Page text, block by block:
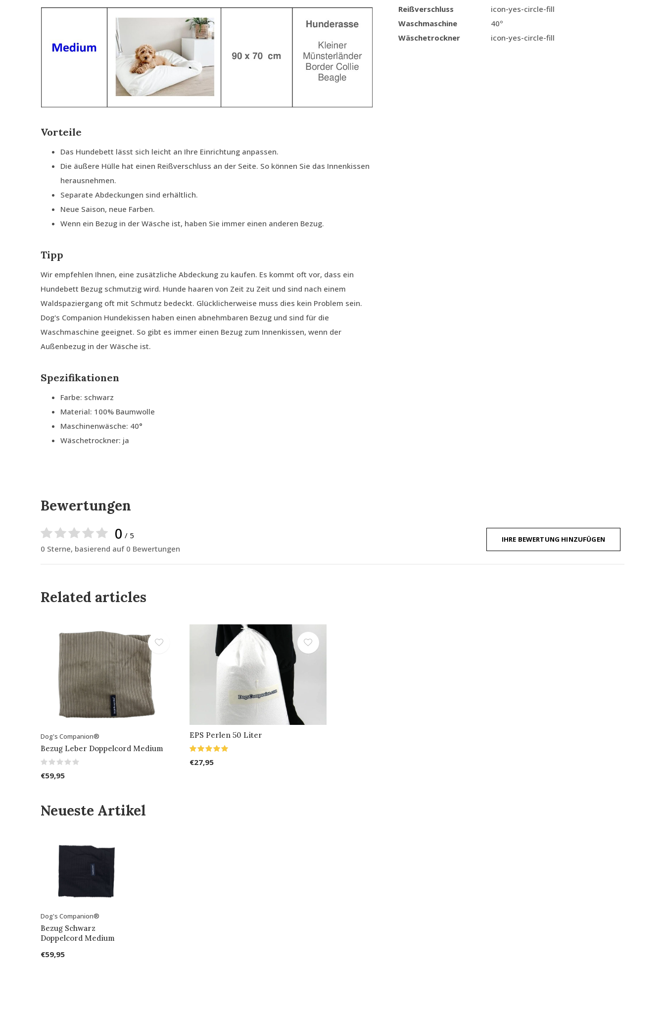
Vorteile
Das Hundebett lässt sich leicht an Ihre Einrichtung anpassen.
Die äußere Hülle hat einen Reißverschluss an der Seite. So können Sie das Innenkissen
herausnehmen.
Separate Abdeckungen sind erhältlich.
Neue Saison, neue Farben.
Wenn ein Bezug in der Wäsche ist, haben Sie immer einen anderen Bezug.
Tipp
Wir empfehlen Ihnen, eine zusätzliche Abdeckung zu kaufen. Es kommt oft vor, dass ein
Hundebett Bezug schmutzig wird. Hunde haaren von Zeit zu Zeit und sind nach einem
Waldspaziergang oft mit Schmutz bedeckt. Glücklicherweise muss dies kein Problem sein.
Dog's Companion Hundekissen haben einen abnehmbaren Bezug und sind für die
Waschmaschine geeignet. So gibt es immer einen Bezug zum Innenkissen, wenn der
Außenbezug in der Wäsche ist.
Spezifikationen
Farbe: schwarz
Material: 100% Baumwolle
Maschinenwäsche: 40°
Wäschetrockner: ja
Reißverschluss
icon-yes-circle-fill
Waschmaschine
40º
Wäschetrockner
icon-yes-circle-fill
Bewertungen
0 / 5
0 Sterne, basierend auf 0 Bewertungen
IHRE BEWERTUNG HINZUFÜGEN
Related articles
Dog's Companion®
Bezug Leber Doppelcord Medium
€59,95
EPS Perlen 50 Liter
€27,95
Neueste Artikel
Dog's Companion®
Bezug Schwarz
Doppelcord Medium
€59,95